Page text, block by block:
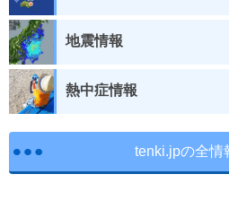
地震情報
熱中症情報
tenki.jpの全情